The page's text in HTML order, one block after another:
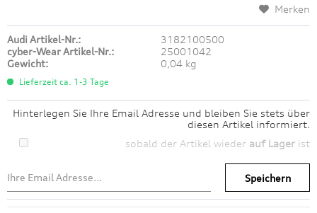
Merken
Audi Artikel-Nr.:
3182100500
cyber-Wear Artikel-Nr.:
25001042
Gewicht:
0,04 kg
Lieferzeit ca. 1-3 Tage
Hinterlegen Sie Ihre Email Adresse und bleiben Sie stets über
diesen Artikel informiert.
sobald der Artikel wieder auf Lager ist
Speichern